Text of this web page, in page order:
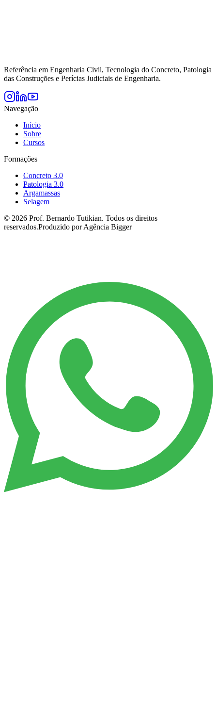
Referência em Engenharia Civil, Tecnologia do Concreto, Patologia
das Construções e Perícias Judiciais de Engenharia.
Navegação
Início
Sobre
Cursos
Formações
Concreto 3.0
Patologia 3.0
Argamassas
Selagem
© 2026 Prof. Bernardo Tutikian. Todos os direitos
reservados.Produzido por Agência Bigger